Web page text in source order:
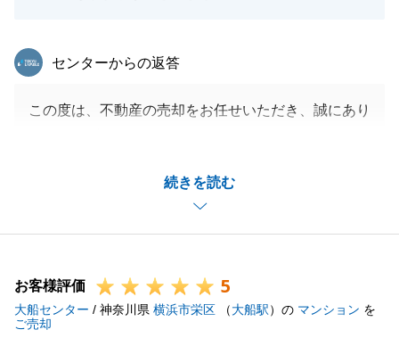
続きを読む
東急リバブル
センターからの返答
この度は、不動産の売却をお任せいただき、誠にあり
しい中ご協力をいただきましたおかげで、無事にお引
き渡しまで完了することができました。心より感謝申
し上げます。
したら、どうぞお気軽にお声がけください。
末筆ながら、S様のご健勝とご多幸を心よりお祈り申
し上げます。
お客様評価 5
大船センター / 神奈川県 横浜市栄区 （大船駅）の マンション を
ご売却